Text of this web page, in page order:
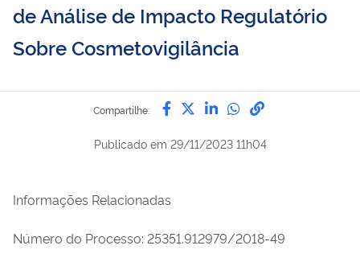
de Análise de Impacto Regulatório
Sobre Cosmetovigilância
Compartilhe: Compartilhe por Facebook
Compartilhe por Twitter
Compartilhe por
Compartilhe
link para
Publicado em 29/11/2023 11h04
Informações Relacionadas
Número do Processo: 25351.912979/2018-49